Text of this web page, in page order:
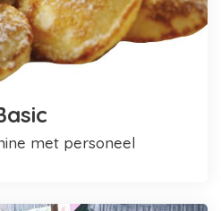
met personeel